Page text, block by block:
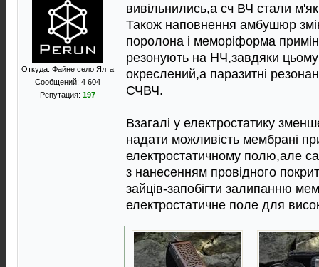
Откуда: Файне село Ялта
Сообщений: 4 604
Репутация: 197
вивiльнились,а сч ВЧ стали
Також наповнення амбушюр
поролона i меморiформа
резонують на НЧ,завдяки
окреслений,а паразитнi
СЧВЧ.
Взагалi у електростатику
надати можливiсть мембранi
електростатичному полю,але
з нанесенням провiдного
зайцiв-запобiгти залипанню
електростатичне поле для